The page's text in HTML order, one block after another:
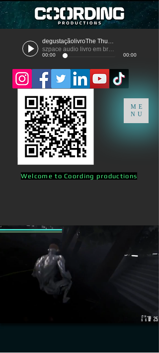
degustaçãolivroThe Thunder
szpace audio livro em breve
00:00 00:00
ME
NU
Welcome to Coording productions